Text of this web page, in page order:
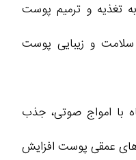
تغذیه و ترمیم پوست
و زیبایی پوست
با امواج صوتی، جذب
عمقی پوست افزایش